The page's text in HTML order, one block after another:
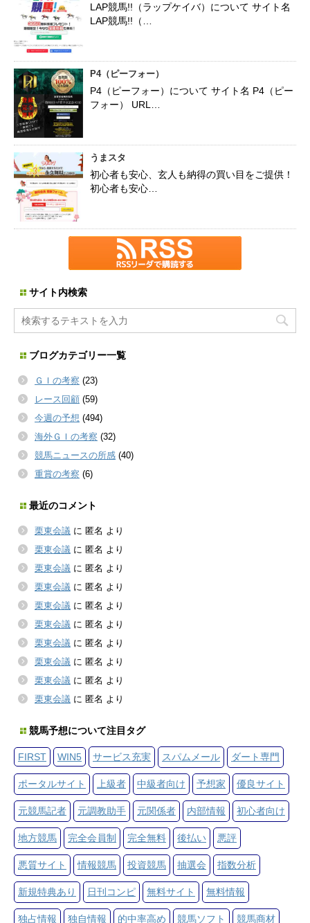
LAP競馬!!（ラップケイバ）について サイト名
LAP競馬!!（…
P4（ピーフォー）
P4（ピーフォー）について サイト名 P4（ピー
フォー） URL…
うまスタ
初心者も安心、玄人も納得の買い目をご提供！
初心者も安心…
サイト内検索
ブログカテゴリー一覧
ＧＩの考察 (23)
レース回顧 (59)
今週の予想 (494)
海外ＧＩの考察 (32)
競馬ニュースの所感 (40)
重賞の考察 (6)
最近のコメント
栗東会議 に 匿名 より
栗東会議 に 匿名 より
栗東会議 に 匿名 より
栗東会議 に 匿名 より
栗東会議 に 匿名 より
栗東会議 に 匿名 より
栗東会議 に 匿名 より
栗東会議 に 匿名 より
栗東会議 に 匿名 より
栗東会議 に 匿名 より
競馬予想について注目タグ
FIRST WIN5 サービス充実 スパムメール ダート専門
ポータルサイト 上級者 中級者向け 予想家 優良サイト
元競馬記者 元調教助手 元関係者 内部情報 初心者向け
地方競馬 完全会員制 完全無料 後払い 悪評
悪質サイト 情報競馬 投資競馬 抽選会 指数分析
新規特典あり 日刊コンピ 無料サイト 無料情報
独占情報 独自情報 的中率高め 競馬ソフト 競馬商材